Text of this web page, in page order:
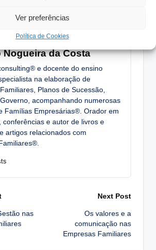
Ver preferências
Política de Cookies
da Costa
e docente do ensino
na elaboração de
Planos de Sucessão,
acompanhando numerosas
Famílias Empresárias®. Orador em
conferências e autor de livros e
artigos relacionados com
nas
Next Post
Os valores e a
comunicação nas
Empresas Familiares